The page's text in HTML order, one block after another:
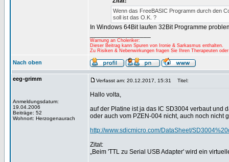
Wenn das FreeBASIC Programm durch den
soll ist das O.K. ?
In Windows 64Bit laufen 32Bit Programme
Warnung an Choleriker:
Dieser Beitrag kann Spuren von Ironie & Sarkasmus enthalten.
Zu Risiken & Nebenwirkungen fragen Sie Ihren Therapeuten
Nach oben
eeg-grimm
Anmeldungsdatum:
19.04.2006
Beiträge: 52
Wohnort: Herzogenaurach
Verfasst am: 20.12.2017, 15:31 Titel:
Hallo volta,
auf der Platine ist ja das IC SD3004 verbaut und
oder auch vom PZEN-004 nicht, auch noch nicht
http://www.sdicmicro.com/DataSheet/
Zitat:
„Beim 'TTL zu Serial USB Adapter' wird ein